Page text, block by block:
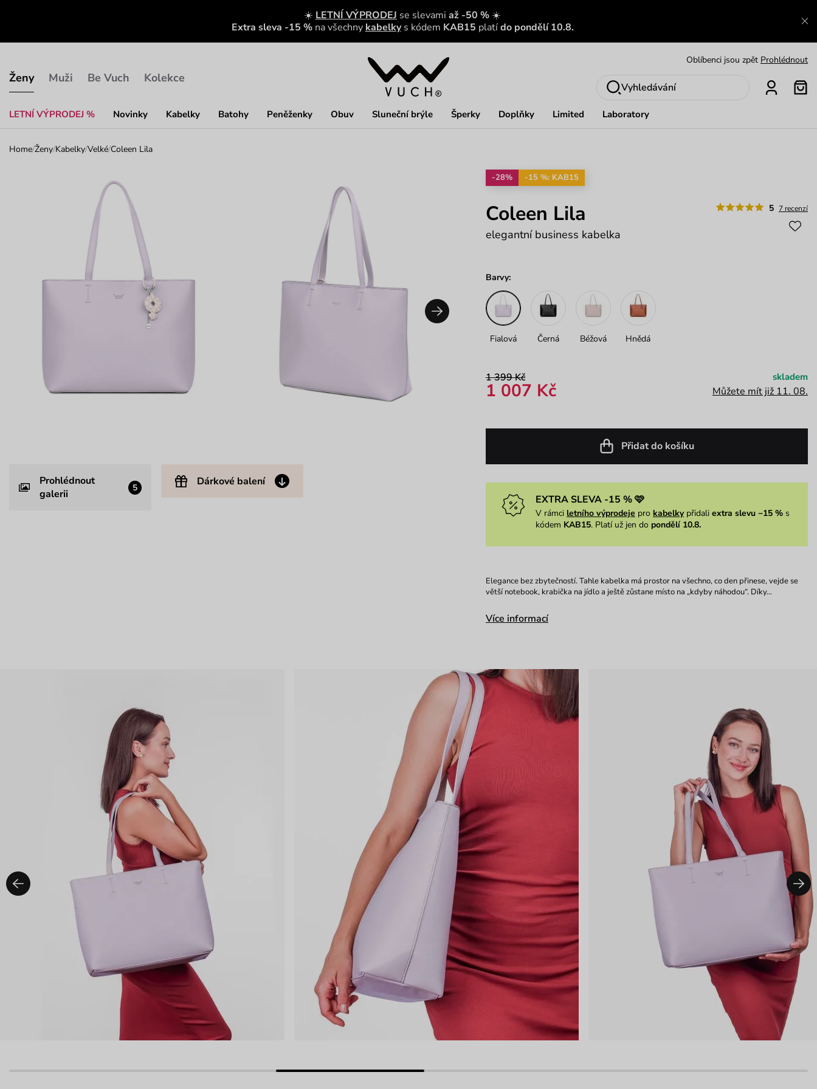
☀️ LETNÍ VÝPRODEJ se slevami až -50 % ☀️
Extra sleva -15 % na všechny kabelky s kódem KAB15 platído pondělí 10.8.
Ženy
LETNÍ VÝPRODEJ % Novinky Kabelky Batohy Peněženky Obuv Sluneční brýle Šperky Doplňky Limited Laboratory
Muži Be Vuch Kolekce
Nech se inspirovat Ukázat
Vyhledávání
Home/Ženy/Kabelky/Velké/Coleen Lila
Prohlédnout
galerii
5 Dárkové balení
-28% -15 %: KAB15
5 7 recenzí
Coleen Lila
elegantní business kabelka
Barvy:
Fialová Černá Béžová Hnědá
1 399 Kč
1 007 Kč
skladem
Můžete mít již 11. 08.
Přidat do košíku
EXTRA SLEVA -15 % 🩷
V rámci letního výprodeje pro kabelkypřidali extra slevu −15 %s
kódem KAB15. Platí už jen do pondělí 10.8.
Elegance bez zbytečností. Tahle kabelka má prostor na všechno, co den přinese, vejde se
větší notebook, krabička na jídlo a ještě zůstane místo na „kdyby náhodou“. Díky…
Více informací